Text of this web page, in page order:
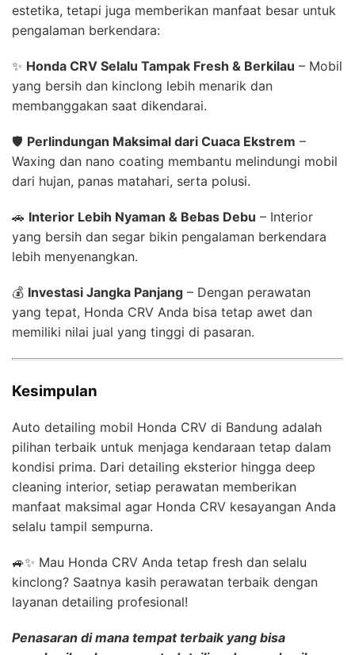
estetika, tetapi juga memberikan manfaat besar untuk
pengalaman berkendara:
✨ Honda CRV Selalu Tampak Fresh & Berkilau – Mobil
yang bersih dan kinclong lebih menarik dan
membanggakan saat dikendarai.
🛡 Perlindungan Maksimal dari Cuaca Ekstrem –
Waxing dan nano coating membantu melindungi mobil
dari hujan, panas matahari, serta polusi.
🚗 Interior Lebih Nyaman & Bebas Debu – Interior
yang bersih dan segar bikin pengalaman berkendara
lebih menyenangkan.
💰 Investasi Jangka Panjang – Dengan perawatan
yang tepat, Honda CRV Anda bisa tetap awet dan
memiliki nilai jual yang tinggi di pasaran.
Kesimpulan
Auto detailing mobil Honda CRV di Bandung adalah
pilihan terbaik untuk menjaga kendaraan tetap dalam
kondisi prima. Dari detailing eksterior hingga deep
cleaning interior, setiap perawatan memberikan
manfaat maksimal agar Honda CRV kesayangan Anda
selalu tampil sempurna.
🚙✨ Mau Honda CRV Anda tetap fresh dan selalu
kinclong? Saatnya kasih perawatan terbaik dengan
layanan detailing profesional!
Penasaran di mana tempat terbaik yang bisa